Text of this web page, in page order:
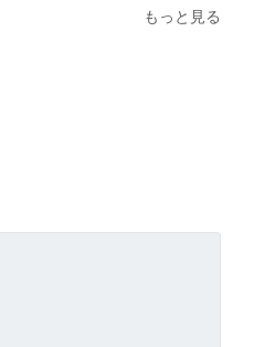
もっと見る